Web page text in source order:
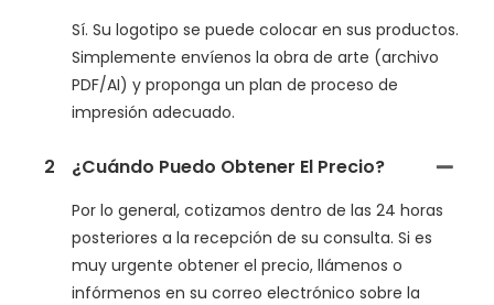
Sí. Su logotipo se puede colocar en sus productos.
Simplemente envíenos la obra de arte (archivo
PDF/AI) y proponga un plan de proceso de
impresión adecuado.
2 ¿Cuándo Puedo Obtener El Precio?
Por lo general, cotizamos dentro de las 24 horas
posteriores a la recepción de su consulta. Si es
muy urgente obtener el precio, llámenos o
infórmenos en su correo electrónico sobre la